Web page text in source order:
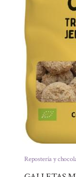
Repostería y